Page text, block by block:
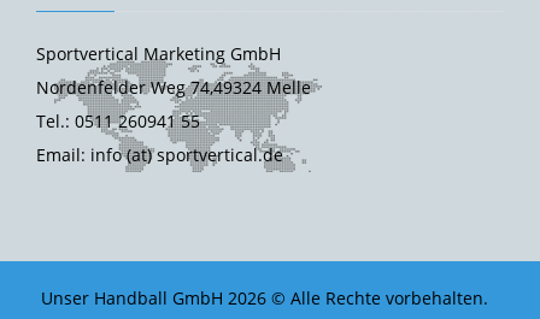
Sportvertical Marketing GmbH
Nordenfelder Weg 74,49324 Melle
Tel.: 0511 260941 55
Email: info (at) sportvertical.de
Unser Handball GmbH 2026 © Alle Rechte vorbehalten.